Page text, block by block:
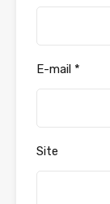
E-mail *
Site